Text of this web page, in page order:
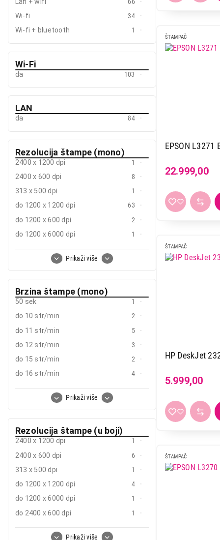
Wi-fi
34
Wi-fi + bluetooth
1
Wi-Fi
da 103
LAN
da 84
Rezolucija štampe (mono)
Prikaži više
2400 x 1200 dpi
1
2400 x 600 dpi
8
313 x 500 dpi
1
do 1200 x 1200 dpi
63
do 1200 x 600 dpi
2
do 1200 x 6000 dpi
1
do 1440 x 720 dpi
2
do 2400 x 600 dpi
do 4800 x 1200 dpi
24
do 4800 x 2400 dpi
do 4800 x 600 dpi
1
do 5.760 x 1.440 dpi
9
do 600 x 1200 dpi
1
do 600 x 600 dpi
14
do 6000 x 1200 dpi
3
Brzina štampe (mono)
Prikaži više
50 sek
1
do 10 str/min
2
do 11 str/min
5
do 12 str/min
3
do 15 str/min
2
do 16 str/min
4
do 17,5 str/min
1
do 18 str/min
do 19 str/min
1
do 20 str/min
do 22 str/min
8
do 24 str/min
2
do 25 str/min
3
do 26 str/min
1
do 28 str/min
1
do 29 str/min
3
do 30 str/min
Rezolucija štampe (u boji)
Prikaži više
2400 x 1200 dpi
1
2400 x 600 dpi
6
313 x 500 dpi
1
do 1200 x 1200 dpi
4
do 1200 x 6000 dpi
1
do 2400 x 600 dpi
1
do 4800 x 1200 dpi
28
ŠTAMPAČ
EPSON L3271
22.999,00
ŠTAMPAČ
HP DeskJet
5.999,00
ŠTAMPAČ